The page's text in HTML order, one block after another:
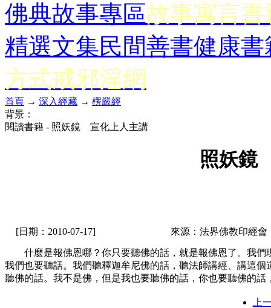
佛典故事專區故事寓言書
精選文集民間善書健康書
方式戒邪淫網
首頁 → 深入經藏 → 楞嚴經
背景：
閱讀書籍 - 照妖鏡 宣化上人主講
照妖鏡
[日期：2010-07-17] 來源：法界佛教印經
什麼是報佛恩哪？你只要聽佛的話，就是報佛恩了。我們
我們也要聽話。我們聽釋迦牟尼佛的話，聽法師講經、講這
聽佛的話。我不是佛，但是我也要聽佛的話，你也要聽佛的話
上